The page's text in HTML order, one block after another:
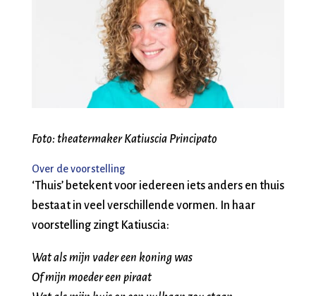
Foto: theatermaker Katiuscia Principato
Over de voorstelling
‘Thuis’ betekent voor iedereen iets anders en thuis
bestaat in veel verschillende vormen. In haar
voorstelling zingt Katiuscia:
Wat als mijn vader een koning was
Of mijn moeder een piraat